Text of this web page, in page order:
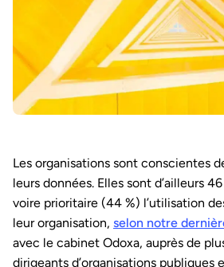
Les organisations sont conscientes
leurs données. Elles sont d’ailleurs
voire prioritaire (44 %) l’utilisation
leur organisation, selon notre
avec le cabinet Odoxa, auprès de
dirigeants d’organisations publiques